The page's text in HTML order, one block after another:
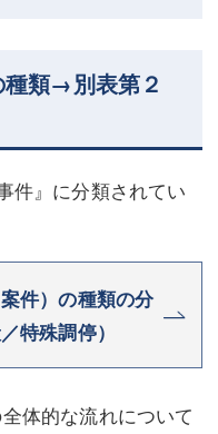
種類→別表第２
件』に分類されてい
件）の種類の分
特殊調停）
体的な流れについて